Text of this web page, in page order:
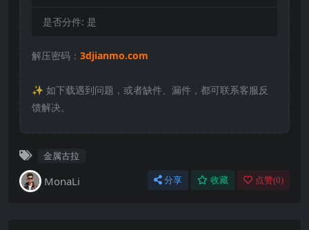
是否分件: 是
解压密码： 3djianmo.com
✨️ 如下载遇到问题，或者缺件、漏件，都可联系客服反
馈解决。
金属古拉
MonaLi 分享 收藏 点赞(0)